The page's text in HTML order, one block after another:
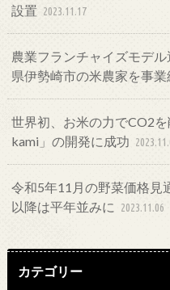
設置 2023.11.17
農業フランチャイズモデ
県伊勢崎市の米農家を事業
世界初、お米の力でCO2
kami」の開発に成功
令和5年11月の野菜価格見
以降は平年並みに
2023.11.06
カテゴリー